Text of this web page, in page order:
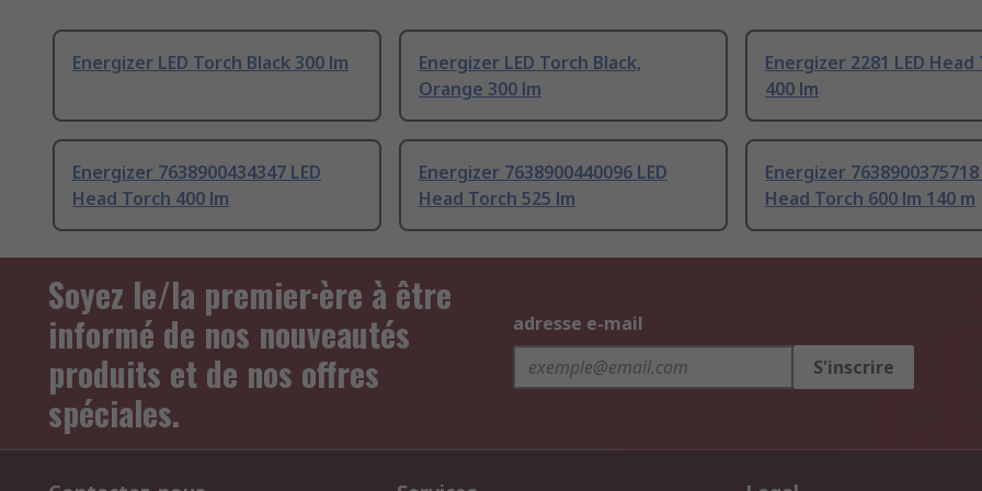
Energizer LED Torch Black 300 lm
Energizer LED Torch Black,
Orange 300 lm
Energizer 2281 LED Head
400 lm
Energizer 7638900434347 LED
Head Torch 400 lm
Energizer 7638900440096 LED
Head Torch 525 lm
Energizer 7638900375718
Head Torch 600 lm 140 m
Soyez le/la premier·ère à être
informé de nos nouveautés
produits et de nos offres
spéciales.
adresse e-mail
S'inscrire